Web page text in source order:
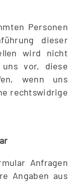
Personen
dieser
wird nicht
uns vor, diese
wenn uns
rechtswidrige
Anfragen
Angaben aus